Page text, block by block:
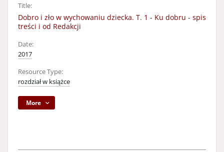
Title:
Dobro i zło w wychowaniu dziecka. T. 1 - Ku dobru - spis
treści i od Redakcji
Date:
2017
Resource Type:
rozdział w książce
More